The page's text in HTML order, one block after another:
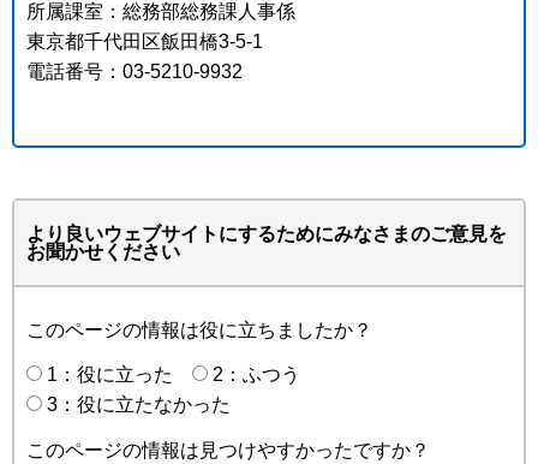
所属課室：総務部総務課人事係
東京都千代田区飯田橋3-5-1
電話番号：03-5210-9932
より良いウェブサイトにするためにみなさまのご意見を
お聞かせください
このページの情報は役に立ちましたか？
1：役に立った
2：ふつう
3：役に立たなかった
このページの情報は見つけやすかったですか？